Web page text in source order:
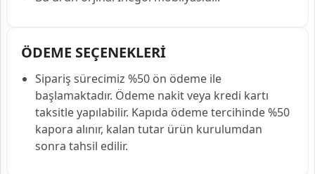
ÖDEME SEÇENEKLERİ
Sipariş sürecimiz %50 ön ödeme ile
başlamaktadır. Ödeme nakit veya kredi kartı
taksitle yapılabilir. Kapıda ödeme tercihinde %50
kapora alınır, kalan tutar ürün kurulumdan
sonra tahsil edilir.